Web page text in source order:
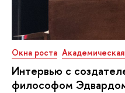
Окна роста
Интервью с
философом